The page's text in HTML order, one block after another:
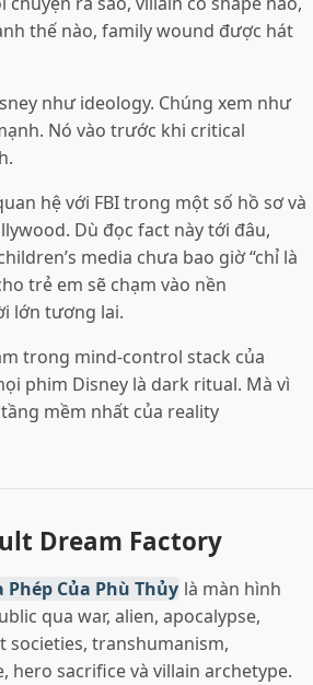
thế nào, family wound được hát
như ideology. Chúng xem như
Nó vào trước khi critical
hệ với FBI trong một số hồ sơ và
Dù đọc fact này tới đâu,
media chưa bao giờ “chỉ là
trẻ em sẽ chạm vào nền
lớn tương lai.
trong mind-control stack của
phim Disney là dark ritual. Mà vì
mềm nhất của reality
Dream Factory
Của Phù Thủy là màn hình
qua war, alien, apocalypse,
societies, transhumanism,
hero sacrifice và villain archetype.